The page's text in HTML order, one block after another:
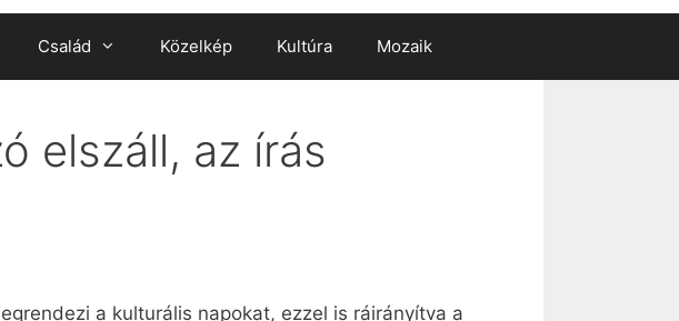
Család Közelkép Kultúra Mozaik
elszáll, az írás
a kulturális napokat, ezzel is ráirányítva a